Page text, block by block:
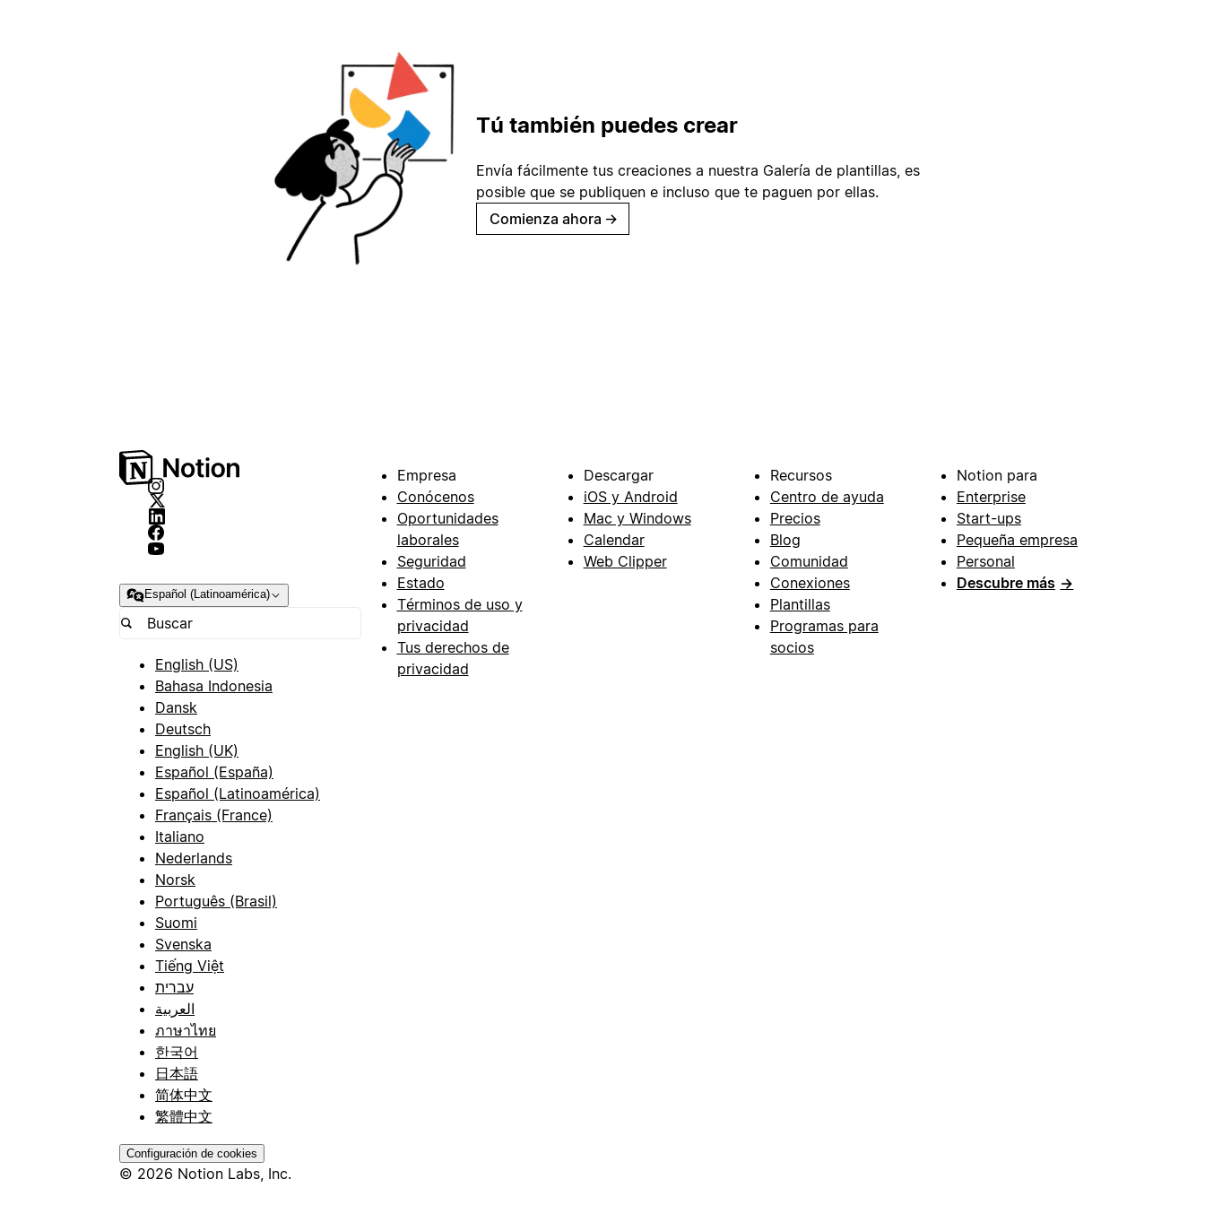
Tú también puedes crear
Envía fácilmente tus creaciones a nuestra Galería de plantillas, es
posible que se publiquen e incluso que te paguen por ellas.
Comienza ahora →
Español (Latinoamérica)
English (US)
Bahasa Indonesia
Dansk
Deutsch
English (UK)
Español (España)
Español (Latinoamérica)
Français (France)
Italiano
Nederlands
Norsk
Português (Brasil)
Suomi
Svenska
Tiếng Việt
עברית
العربية
ภาษาไทย
한국어
日本語
简体中文
繁體中文
Configuración de cookies
© 2026 Notion Labs, Inc.
Empresa
Conócenos
Oportunidades
laborales
Seguridad
Estado
Términos de uso y
privacidad
Tus derechos de
privacidad
Descargar
iOS y Android
Mac y Windows
Calendar
Web Clipper
Recursos
Centro de ayuda
Precios
Blog
Comunidad
Conexiones
Plantillas
Programas para
socios
Notion para
Enterprise
Start-ups
Pequeña empresa
Personal
Descubre más →